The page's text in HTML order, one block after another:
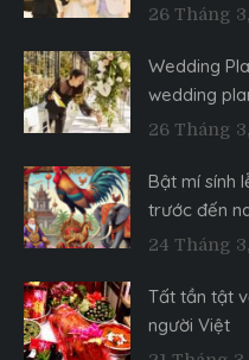
26 Tháng
Wedding
wedding
26 Tháng
Bật mí sính
trước đến
24 Tháng
Tất tần tật
người Việt